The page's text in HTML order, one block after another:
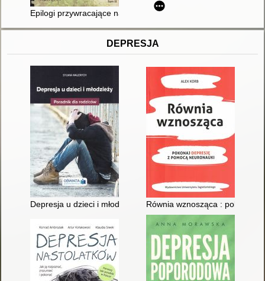
Epilogi przywracające nadzieję : wspomnienie o profesorze
DEPRESJA
Depresja u dzieci i młodzieży : poradnik dla rodziców
Równia wznosząca : pokonaj